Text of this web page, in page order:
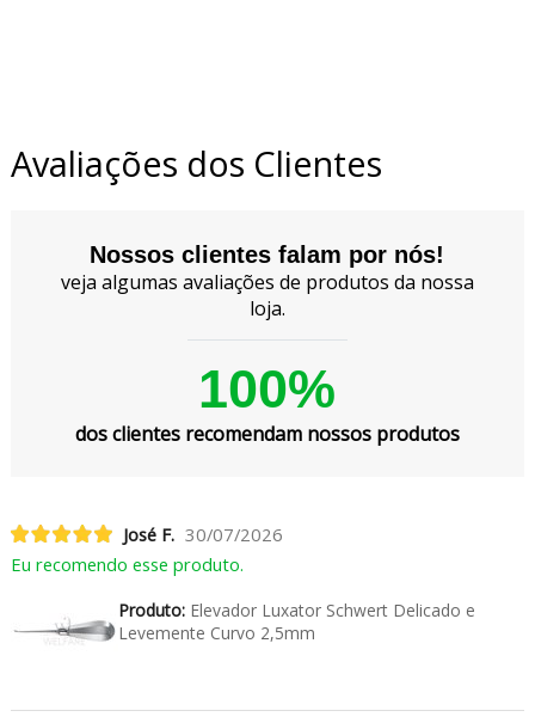
Avaliações dos Clientes
Nossos clientes falam por nós!
veja algumas avaliações de produtos da nossa
loja.
100%
dos clientes recomendam nossos produtos
José F. 30/07/2026
Eu recomendo esse produto.
Produto:Elevador Luxator Schwert Delicado e
Levemente Curvo 2,5mm